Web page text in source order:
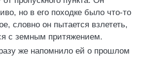
но в его походке было что-то
словно он пытается взлететь,
с земным притяжением.
же напомнило ей о прошлом